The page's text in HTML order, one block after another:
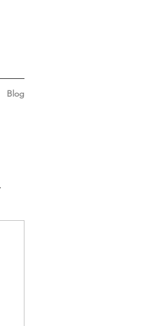
Blog